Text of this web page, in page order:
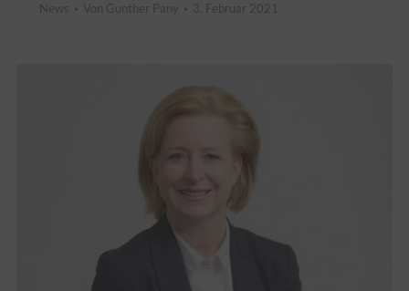
News Von Gunther Pany 3. Februar 2021